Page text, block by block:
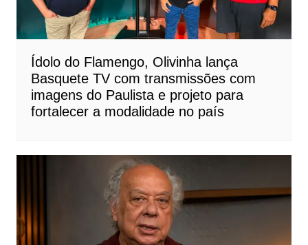
Ídolo do Flamengo, Olivinha lança
Basquete TV com transmissões com
imagens do Paulista e projeto para
fortalecer a modalidade no país